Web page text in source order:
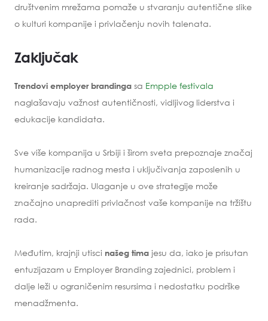
društvenim mrežama pomaže u stvaranju autentične slike
o kulturi kompanije i privlačenju novih talenata.
Zaključak
Trendovi employer brandinga sa Empple festivala
naglašavaju važnost autentičnosti, vidljivog liderstva i
edukacije kandidata.
Sve više kompanija u Srbiji i širom sveta prepoznaje značaj
humanizacije radnog mesta i uključivanja zaposlenih u
kreiranje sadržaja. Ulaganje u ove strategije može
značajno unaprediti privlačnost vaše kompanije na tržištu
rada.
Međutim, krajnji utisci našeg tima jesu da, iako je prisutan
entuzijazam u Employer Branding zajednici, problem i
dalje leži u ograničenim resursima i nedostatku podrške
menadžmenta.